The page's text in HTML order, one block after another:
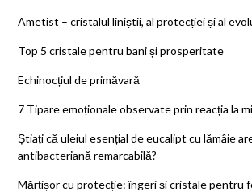
Ametist – cristalul liniștii, al protecției și al
Top 5 cristale pentru bani și prosperitate
Echinocțiul de primăvară
7 Tipare emoționale observate prin reacția la
Știați că uleiul esențial de eucalipt cu lămâie
antibacteriană remarcabilă?
Mărțișor cu protecție: îngeri și cristale pentru